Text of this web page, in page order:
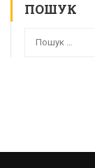
ПОШУК